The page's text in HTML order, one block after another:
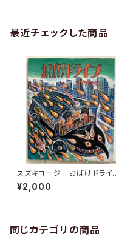
最近チェックした商品
スズキコージ おばけドライ
ブ 2003年 初版 ビリケン
出版
¥2,000
同じカテゴリの商品